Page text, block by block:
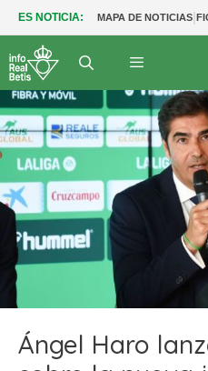
ES NOTICIA: MAPA DE NOTICIAS|
Ángel Haro